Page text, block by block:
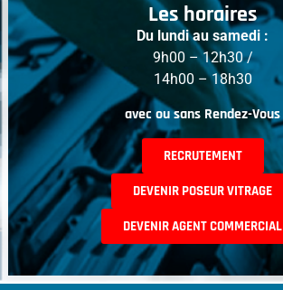
Les horaires
Du lundi au samedi :
9h00 – 12h30 /
14h00 – 18h30
avec ou sans Rendez-Vous
RECRUTEMENT
DEVENIR POSEUR VITRAGE
DEVENIR AGENT COMMERCIAL